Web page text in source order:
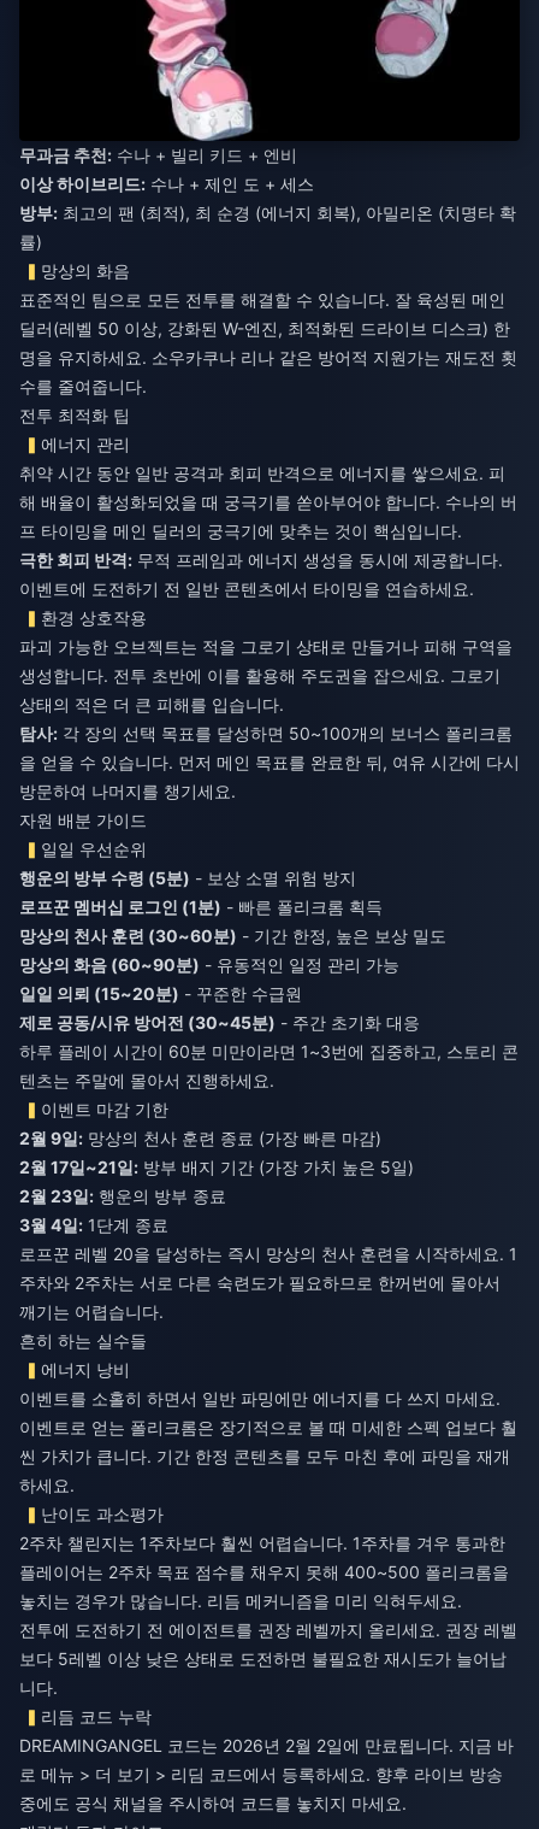
무과금 추천: 수나 + 빌리 키드 + 엔비
이상 하이브리드: 수나 + 제인 도 + 세스
방부: 최고의 팬 (최적), 최 순경 (에너지 회복), 아밀리온 (치명타 확
률)
망상의 화음
표준적인 팀으로 모든 전투를 해결할 수 있습니다. 잘 육성된 메인
딜러(레벨 50 이상, 강화된 W-엔진, 최적화된 드라이브 디스크) 한
명을 유지하세요. 소우카쿠나 리나 같은 방어적 지원가는 재도전 횟
수를 줄여줍니다.
전투 최적화 팁
에너지 관리
취약 시간 동안 일반 공격과 회피 반격으로 에너지를 쌓으세요. 피
해 배율이 활성화되었을 때 궁극기를 쏟아부어야 합니다. 수나의 버
프 타이밍을 메인 딜러의 궁극기에 맞추는 것이 핵심입니다.
극한 회피 반격: 무적 프레임과 에너지 생성을 동시에 제공합니다.
이벤트에 도전하기 전 일반 콘텐츠에서 타이밍을 연습하세요.
환경 상호작용
파괴 가능한 오브젝트는 적을 그로기 상태로 만들거나 피해 구역을
생성합니다. 전투 초반에 이를 활용해 주도권을 잡으세요. 그로기
상태의 적은 더 큰 피해를 입습니다.
탐사: 각 장의 선택 목표를 달성하면 50~100개의 보너스 폴리크롬
을 얻을 수 있습니다. 먼저 메인 목표를 완료한 뒤, 여유 시간에 다시
방문하여 나머지를 챙기세요.
자원 배분 가이드
일일 우선순위
행운의 방부 수령 (5분) - 보상 소멸 위험 방지
로프꾼 멤버십 로그인 (1분) - 빠른 폴리크롬 획득
망상의 천사 훈련 (30~60분) - 기간 한정, 높은 보상 밀도
망상의 화음 (60~90분) - 유동적인 일정 관리 가능
일일 의뢰 (15~20분) - 꾸준한 수급원
제로 공동/시유 방어전 (30~45분) - 주간 초기화 대응
하루 플레이 시간이 60분 미만이라면 1~3번에 집중하고, 스토리 콘
텐츠는 주말에 몰아서 진행하세요.
이벤트 마감 기한
2월 9일: 망상의 천사 훈련 종료 (가장 빠른 마감)
2월 17일~21일: 방부 배지 기간 (가장 가치 높은 5일)
2월 23일: 행운의 방부 종료
3월 4일: 1단계 종료
로프꾼 레벨 20을 달성하는 즉시 망상의 천사 훈련을 시작하세요. 1
주차와 2주차는 서로 다른 숙련도가 필요하므로 한꺼번에 몰아서
깨기는 어렵습니다.
흔히 하는 실수들
에너지 낭비
이벤트를 소홀히 하면서 일반 파밍에만 에너지를 다 쓰지 마세요.
이벤트로 얻는 폴리크롬은 장기적으로 볼 때 미세한 스펙 업보다 훨
씬 가치가 큽니다. 기간 한정 콘텐츠를 모두 마친 후에 파밍을 재개
하세요.
난이도 과소평가
2주차 챌린지는 1주차보다 훨씬 어렵습니다. 1주차를 겨우 통과한
플레이어는 2주차 목표 점수를 채우지 못해 400~500 폴리크롬을
놓치는 경우가 많습니다. 리듬 메커니즘을 미리 익혀두세요.
전투에 도전하기 전 에이전트를 권장 레벨까지 올리세요. 권장 레벨
보다 5레벨 이상 낮은 상태로 도전하면 불필요한 재시도가 늘어납
니다.
리듬 코드 누락
DREAMINGANGEL 코드는 2026년 2월 2일에 만료됩니다. 지금 바
로 메뉴 > 더 보기 > 리딤 코드에서 등록하세요. 향후 라이브 방송
중에도 공식 채널을 주시하여 코드를 놓치지 마세요.